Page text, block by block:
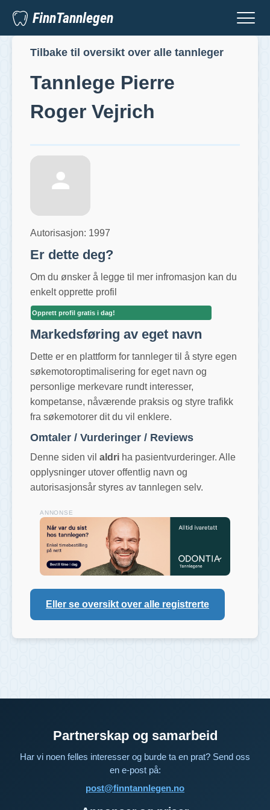
FinnTannlegen
Tilbake til oversikt over alle tannleger
Tannlege Pierre
Roger Vejrich
Autorisasjon: 1997
Er dette deg?
Om du ønsker å legge til mer infromasjon kan du
enkelt opprette profil
Opprett profil gratis i dag!
Markedsføring av eget navn
Dette er en plattform for tannleger til å styre egen
søkemotoroptimalisering for eget navn og
personlige merkevare rundt interesser,
kompetanse, nåværende praksis og styre trafikk
fra søkemotorer dit du vil enklere.
Omtaler / Vurderinger / Reviews
Denne siden vil aldri ha pasientvurderinger. Alle
opplysninger utover offentlig navn og
autorisasjonsår styres av tannlegen selv.
ANNONSE
Eller se oversikt over alle registrerte
Partnerskap og samarbeid
Har vi noen felles interesser og burde ta en prat? Send oss
en e-post på:
post@finntannlegen.no